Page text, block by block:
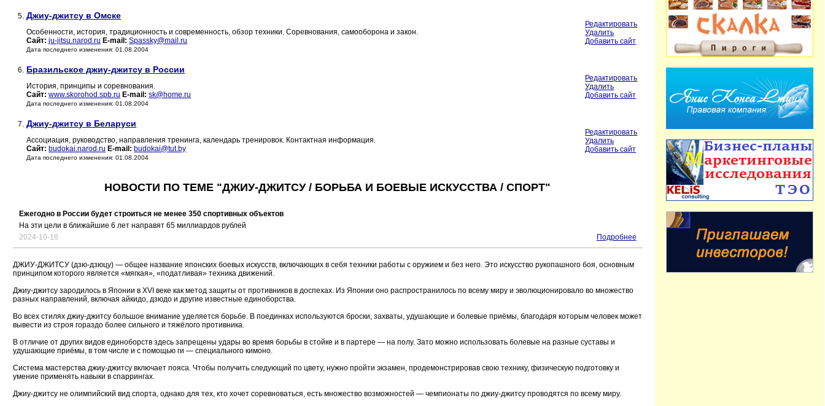
5. Джиу-джитсу в Омске
Особенности, история, традиционность и современность, обзор техники. Соревнования, самооборона и закон.
Сайт: ju-jitsu.narod.ru E-mail: Spassky@mail.ru
Дата последнего изменения: 01.08.2004
Редактировать
Удалить
Добавить сайт
6. Бразильское джиу-джитсу в России
История, принципы и соревнования.
Сайт: www.skorohod.spb.ru E-mail: sk@home.ru
Дата последнего изменения: 01.08.2004
Редактировать
Удалить
Добавить сайт
7. Джиу-джитсу в Беларуси
Ассоциация, руководство, направления тренинга, календарь тренировок. Контактная информация.
Сайт: budokai.narod.ru E-mail: budokai@tut.by
Дата последнего изменения: 01.08.2004
Редактировать
Удалить
Добавить сайт
НОВОСТИ ПО ТЕМЕ "ДЖИУ-ДЖИТСУ / БОРЬБА И БОЕВЫЕ ИСКУССТВА / СПОРТ"
Ежегодно в России будет строиться не менее 350 спортивных объектов
На эти цели в ближайшие 6 лет направят 65 миллиардов рублей
2024-10-18
Подробнее
ДЖИУ-ДЖИТСУ (дзю-дзюцу) — общее название японских боевых искусств, включающих в себя техники работы с оружием и без него. Это искусство рукопашного боя, основным
принципом которого является «мягкая», «податливая» техника движений.
Джиу-джитсу зародилось в Японии в XVI веке как метод защиты от противников в доспехах. Из Японии оно распространилось по всему миру и эволюционировало во множество
разных направлений, включая айкидо, дзюдо и другие известные единоборства.
Во всех стилях джиу-джитсу большое внимание уделяется борьбе. В поединках используются броски, захваты, удушающие и болевые приёмы, благодаря которым человек может
вывести из строя гораздо более сильного и тяжёлого противника.
В отличие от других видов единоборств здесь запрещены удары во время борьбы в стойке и в партере — на полу. Зато можно использовать болевые на разные суставы и
удушающие приёмы, в том числе и с помощью ги — специального кимоно.
Система мастерства джиу-джитсу включает пояса. Чтобы получить следующий по цвету, нужно пройти экзамен, продемонстрировав свою технику, физическую подготовку и
умение применять навыки в спаррингах.
Джиу-джитсу не олимпийский вид спорта, однако для тех, кто хочет соревноваться, есть множество возможностей — чемпионаты по джиу-джитсу проводятся по всему миру.